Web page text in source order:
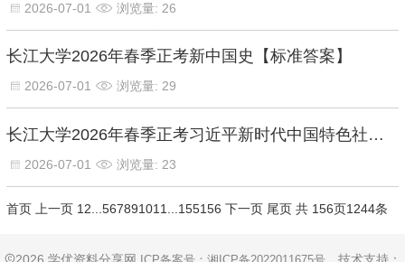
2026-07-01 浏览量: 26
长江大学2026年春季正考新中国史【标准答案】
2026-07-01 浏览量: 29
长江大学2026年春季正考习近平新时代中国特色社会主义思想概论【标准答案】
2026-07-01 浏览量: 23
首页 上一页 1 2 567891011 155156 下一页 尾页 共 156页1244条